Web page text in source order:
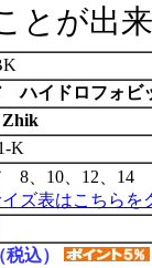
とが出
ハイドロフォ
K
8、10、12、14
ズ表はこちらを
込）